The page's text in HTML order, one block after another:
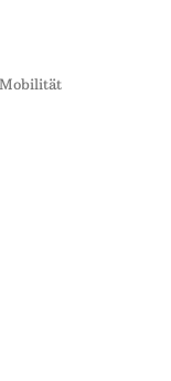
Mobilität